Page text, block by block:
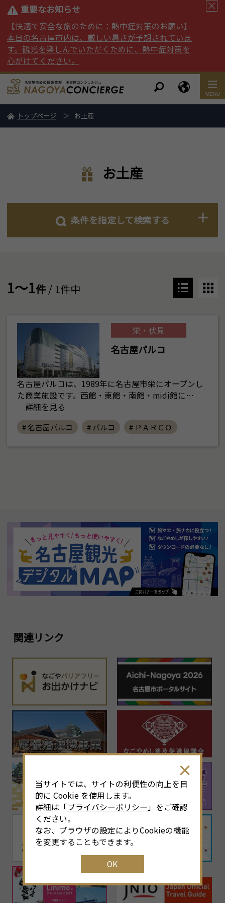
重要なお知らせ
【快適で安全な旅のために：熱中症対策のお願い】
本日の名古屋市内は、厳しい暑さが予想されていま
す。観光を楽しんでいただくために、熱中症対策を
心がけてください。
トップページ お土産
お土産
条件を指定して検索する
1～1件/ 1件中
栄・伏見
名古屋パルコ
名古屋パルコは、1989年に名古屋市栄にオープンし
た商業施設です。西館・東館・南館・midi館に…
詳細を見る
# 名古屋パルコ # パルコ # ＰＡＲＣＯ
関連リンク
当サイトでは、サイトの利便性の向上を目
的に Cookie を使用します。
詳細は「プライバシーポリシー 」をご確認
ください。
なお、ブラウザの設定によりCookieの機能
を変更することもできます。
OK